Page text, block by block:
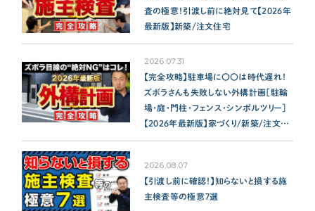
査の極意！引渡し前に絶対見て【2026年
最新版】新築/注文住宅
2026.07.31
【完全攻略】駐車場に〇〇は時代遅れ！
ズボラさんも失敗しない外構計画［駐輪
場・庭・門柱・フェンス・シンボルツリー］
【2026年最新版】家づくり/新築/注文住
2026.08.07
【引渡し前に確認！】知らないと損する施
主検査等の極意７選